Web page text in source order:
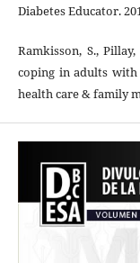
Diabetes Educator.
Ramkisson, S.,
coping in adults
health care & family